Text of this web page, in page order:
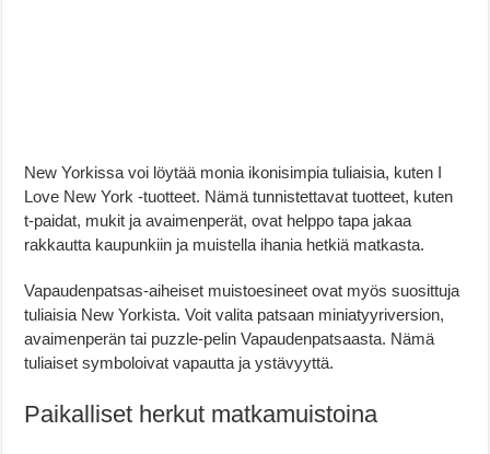
New Yorkissa voi löytää monia ikonisimpia tuliaisia, kuten I
Love New York -tuotteet. Nämä tunnistettavat tuotteet, kuten
t-paidat, mukit ja avaimenperät, ovat helppo tapa jakaa
rakkautta kaupunkiin ja muistella ihania hetkiä matkasta.
Vapaudenpatsas-aiheiset muistoesineet ovat myös suosittuja
tuliaisia New Yorkista. Voit valita patsaan miniatyyriversion,
avaimenperän tai puzzle-pelin Vapaudenpatsaasta. Nämä
tuliaiset symboloivat vapautta ja ystävyyttä.
Paikalliset herkut matkamuistoina